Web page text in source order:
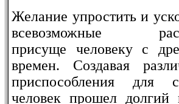
Желание упростить и
всевозможные
присуще человеку с
времен. Создавая
приспособления для
человек прошел долгий